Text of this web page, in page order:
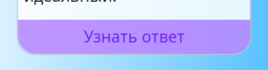
Узнать ответ